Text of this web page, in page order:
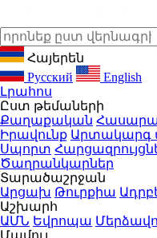
Հայերեն
Русский
English
Լրահոս
Ըստ թեմաների
Քաղաքական
Իրավունք Արտակարգ
Սպորտ
Ծաղրանկարներ
Տարածաշրջան
Արցախ Թուրքիա
Աշխարհ
ԱՄՆ Եվրոպա
Մամուլ